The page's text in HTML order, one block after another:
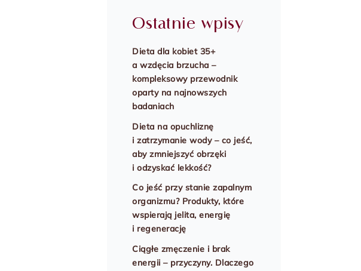
Ostatnie wpisy
Dieta dla kobiet 35+
a wzdęcia brzucha –
kompleksowy przewodnik
oparty na najnowszych
badaniach
Dieta na opuchliznę
i zatrzymanie wody – co jeść,
aby zmniejszyć obrzęki
i odzyskać lekkość?
Co jeść przy stanie zapalnym
organizmu? Produkty, które
wspierają jelita, energię
i regenerację
Ciągłe zmęczenie i brak
energii – przyczyny. Dlaczego